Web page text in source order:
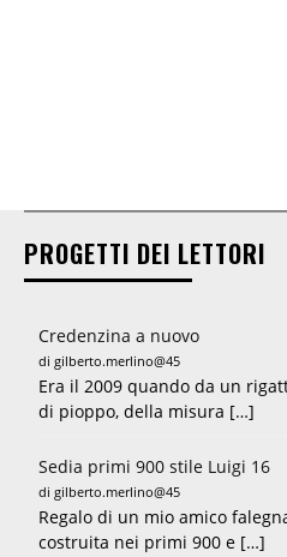
PROGETTI DEI LETTORI
Credenzina a nuovo
di gilberto.merlino@45
Era il 2009 quando da un
di pioppo, della misura […]
Sedia primi 900 stile Luigi 16
di gilberto.merlino@45
Regalo di un mio amico
costruita nei primi 900 e […]